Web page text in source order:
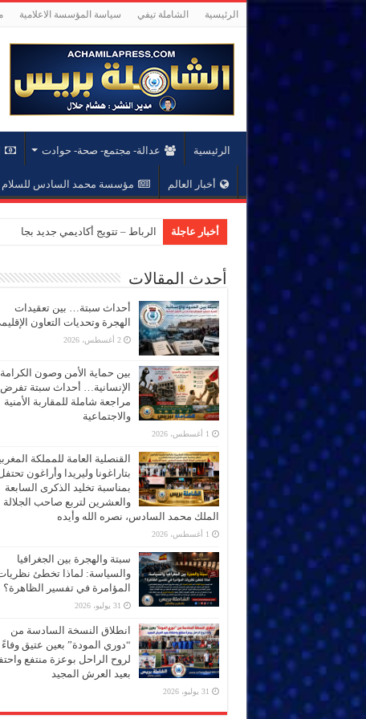
الرئيسية الشاملة تيفي سياسة المؤسسة الاعلامية
الرئيسية عدالة- مجتمع- صحة- حوادت
أخبار العالم مؤسسة محمد السادس للسلام
أخبار عاجلة الرباط – تتويج أكاديمي جديد
أحدث المقالات
أحداث سبتة… بين تعقيدات
الهجرة وتحديات التعاون
2 أغسطس، 2026
بين حماية الأمن وصون الكرامة
الإنسانية… أحداث سبتة تفرض
مراجعة شاملة للمقاربة الأمنية
والاجتماعية
1 أغسطس، 2026
القنصلية العامة للمملكة
بتاراغونا وليريدا وأراغون
بمناسبة تخليد الذكرى السابعة
والعشرين لتربع صاحب الجلالة
الملك محمد السادس، نصره الله وأيده
1 أغسطس، 2026
سبتة والهجرة بين الجغرافيا
والسياسة: لماذا تخطئ
المؤامرة في تفسير الظاهرة؟
31 يوليو، 2026
انطلاق النسخة السادسة من
“دوري المودة” بعين عتيق وفاءً
لروح الراحل بوعزة منتفع
بعيد العرش المجيد
31 يوليو، 2026